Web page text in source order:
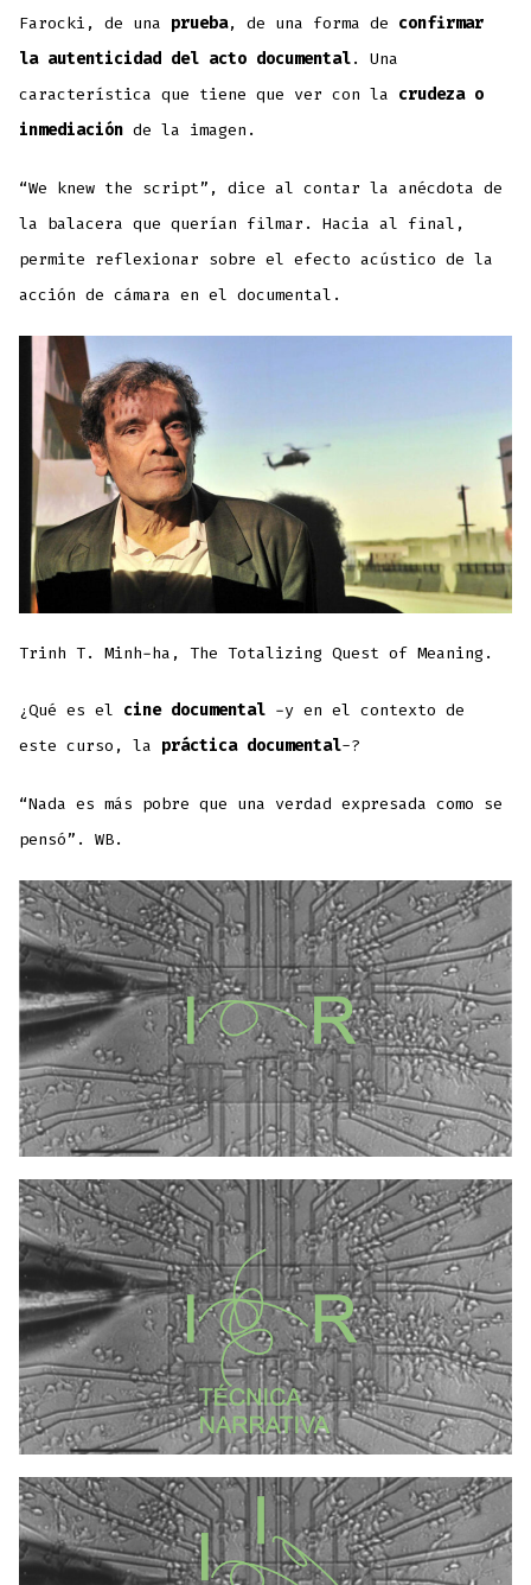
Farocki, de una prueba, de una forma de confirmar
la autenticidad del acto documental. Una
característica que tiene que ver con la crudeza o
inmediación de la imagen.
“We knew the script”, dice al contar la anécdota de
la balacera que querían filmar. Hacia al final,
permite reflexionar sobre el efecto acústico de la
acción de cámara en el documental.
Trinh T. Minh-ha, The Totalizing Quest of Meaning.
¿Qué es el cine documental -y en el contexto de
este curso, la práctica documental-?
“Nada es más pobre que una verdad expresada como se
pensó”. WB.